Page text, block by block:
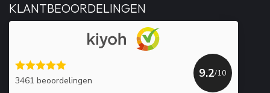
KLANTBEOORDELINGEN
3461 beoordelingen
9.2/10